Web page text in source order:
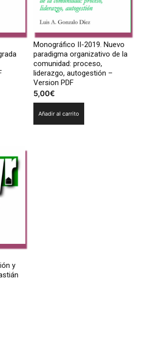
Monográfico II-2019. Nuevo
paradigma organizativo de la
comunidad: proceso,
liderazgo, autogestión –
Version PDF
5,00€
Añadir al carrito
y